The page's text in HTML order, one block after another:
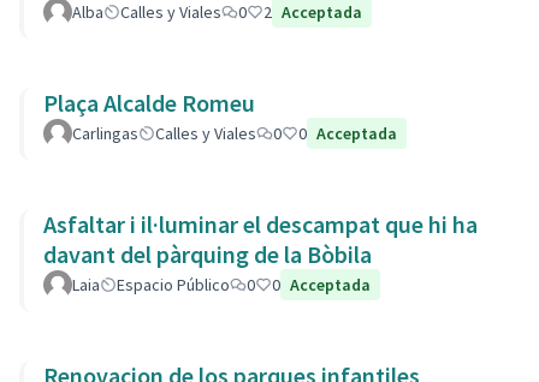
Alba Calles y Viales 0 2 Acceptada
Plaça Alcalde Romeu
Carlingas Calles y Viales 0 0 Acceptada
Asfaltar i il·luminar el descampat que hi ha
davant del pàrquing de la Bòbila
Laia Espacio Público 0 0 Acceptada
Renovacion de los parques infantiles